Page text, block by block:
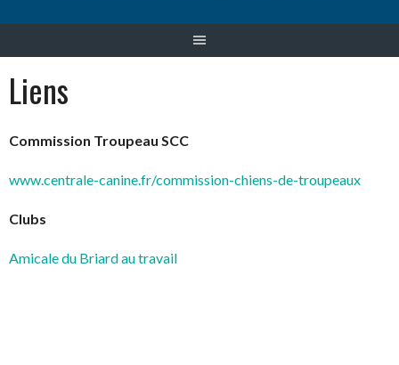
Liens
Commission Troupeau SCC
www.centrale-canine.fr/commission-chiens-de-troupeaux
Clubs
Amicale du Briard au travail